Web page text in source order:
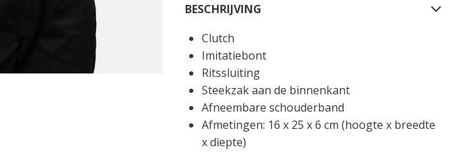
BESCHRIJVING
Clutch
Imitatiebont
Ritssluiting
Steekzak aan de binnenkant
Afneembare schouderband
Afmetingen: 16 x 25 x 6 cm (hoogte x breedte
x diepte)